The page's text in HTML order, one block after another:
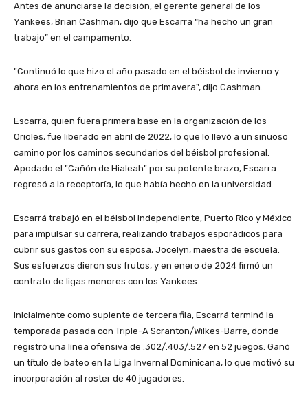
Antes de anunciarse la decisión, el gerente general de los
Yankees, Brian Cashman, dijo que Escarra “ha hecho un gran
trabajo” en el campamento.
"Continuó lo que hizo el año pasado en el béisbol de invierno y
ahora en los entrenamientos de primavera", dijo Cashman.
Escarra, quien fuera primera base en la organización de los
Orioles, fue liberado en abril de 2022, lo que lo llevó a un sinuoso
camino por los caminos secundarios del béisbol profesional.
Apodado el "Cañón de Hialeah" por su potente brazo, Escarra
regresó a la receptoría, lo que había hecho en la universidad.
Escarrá trabajó en el béisbol independiente, Puerto Rico y México
para impulsar su carrera, realizando trabajos esporádicos para
cubrir sus gastos con su esposa, Jocelyn, maestra de escuela.
Sus esfuerzos dieron sus frutos, y en enero de 2024 firmó un
contrato de ligas menores con los Yankees.
Inicialmente como suplente de tercera fila, Escarrá terminó la
temporada pasada con Triple-A Scranton/Wilkes-Barre, donde
registró una línea ofensiva de .302/.403/.527 en 52 juegos. Ganó
un título de bateo en la Liga Invernal Dominicana, lo que motivó su
incorporación al roster de 40 jugadores.